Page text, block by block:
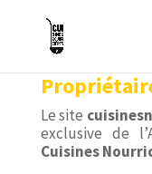
Le site
exclusive de
Cuisines